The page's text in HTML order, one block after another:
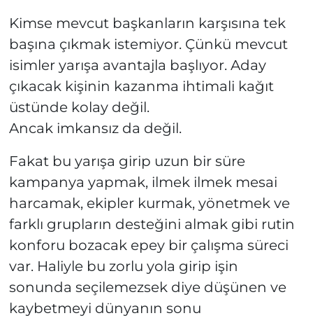
Kimse mevcut başkanların karşısına tek
başına çıkmak istemiyor. Çünkü mevcut
isimler yarışa avantajla başlıyor. Aday
çıkacak kişinin kazanma ihtimali kağıt
üstünde kolay değil.
Ancak imkansız da değil.
Fakat bu yarışa girip uzun bir süre
kampanya yapmak, ilmek ilmek mesai
harcamak, ekipler kurmak, yönetmek ve
farklı grupların desteğini almak gibi rutin
konforu bozacak epey bir çalışma süreci
var. Haliyle bu zorlu yola girip işin
sonunda seçilemezsek diye düşünen ve
kaybetmeyi dünyanın sonu